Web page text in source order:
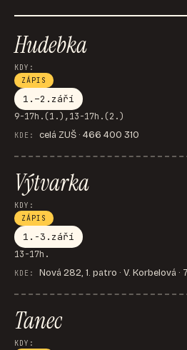
Hudebka
KDY:
ZÁPIS
1.–2.září
9-17h.(1.),13-17h.(2.)
KDE: celá ZUŠ · 466 400 310
Výtvarka
KDY:
ZÁPIS
1.-3.září
13-17h.
KDE: Nová 282, 1. patro · V. Korbelová
Tanec
KDY: